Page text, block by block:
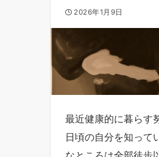
2026年1月9日
最近健康的に暮らす
日頃の自分を知って